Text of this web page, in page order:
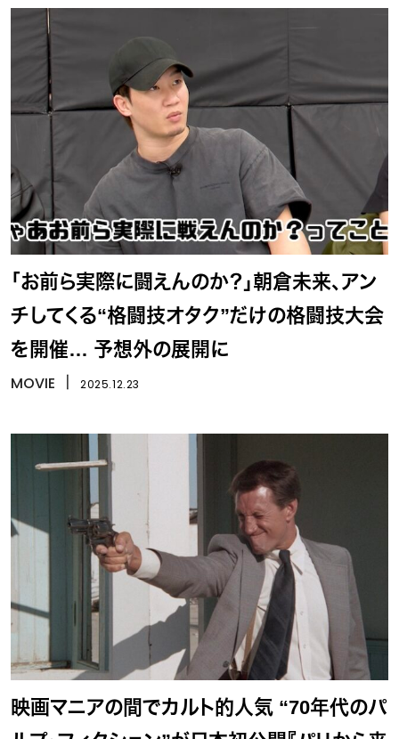
「お前ら実際に闘えんのか？」朝倉未来、アン
チしてくる“格闘技オタク”だけの格闘技大会
を開催… 予想外の展開に
MOVIE 2025.12.23
映画マニアの間でカルト的人気 “70年代のパ